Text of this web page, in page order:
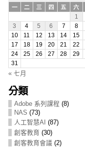
一
二 三 四 五 六
1
3
4 5 6 7 8
10
11 12 13 14 15
17
18 19 20 21 22
24
25 26 27 28 29
31
« 七月
分類
Adobe 系列課程 (8)
NAS (73)
人工智慧AI (87)
創客教育 (30)
創客教育會議 (2)